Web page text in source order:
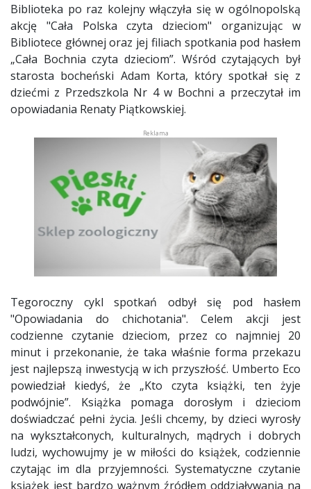
Biblioteka po raz kolejny włączyła się w ogólnopolską
akcję "Cała Polska czyta dzieciom" organizując w
Bibliotece głównej oraz jej filiach spotkania pod hasłem
„Cała Bochnia czyta dzieciom”. Wśród czytających był
starosta bocheński Adam Korta, który spotkał się z
dziećmi z Przedszkola Nr 4 w Bochni a przeczytał im
opowiadania Renaty Piątkowskiej.
Tegoroczny cykl spotkań odbył się pod hasłem
"Opowiadania do chichotania". Celem akcji jest
codzienne czytanie dzieciom, przez co najmniej 20
minut i przekonanie, że taka właśnie forma przekazu
jest najlepszą inwestycją w ich przyszłość. Umberto Eco
powiedział kiedyś, że „Kto czyta książki, ten żyje
podwójnie”. Książka pomaga dorosłym i dzieciom
doświadczać pełni życia. Jeśli chcemy, by dzieci wyrosły
na wykształconych, kulturalnych, mądrych i dobrych
ludzi, wychowujmy je w miłości do książek, codziennie
czytając im dla przyjemności. Systematyczne czytanie
książek jest bardzo ważnym źródłem oddziaływania na